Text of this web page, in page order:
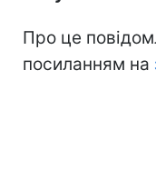
Про це
посиланням на